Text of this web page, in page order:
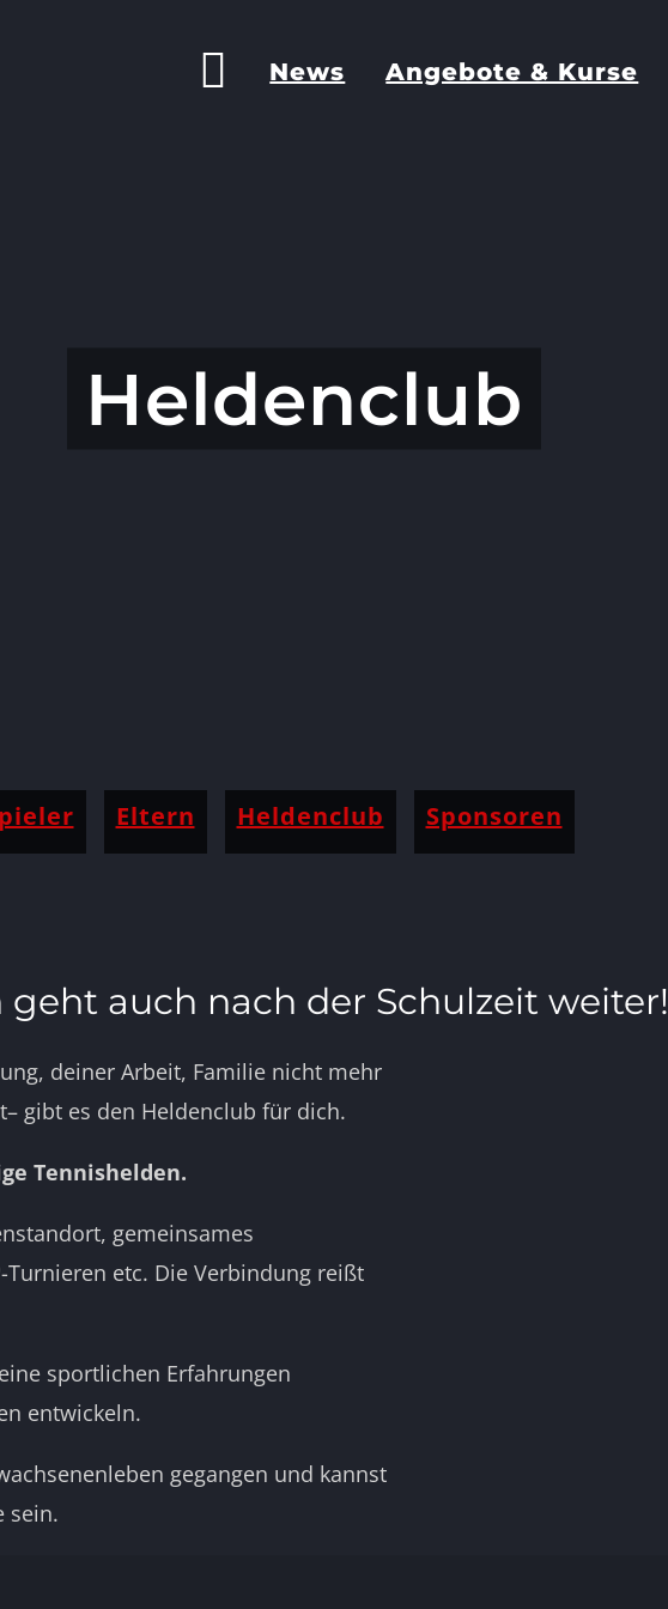
News Angebote & Kurse
Heldenclub
Eltern Heldenclub Sponsoren
geht auch nach der Schulzeit weiter!
deiner Arbeit, Familie nicht mehr
gibt es den Heldenclub für dich.
Tennishelden.
gemeinsames
Turnieren etc. Die Verbindung reißt
sportlichen Erfahrungen
entwickeln.
gegangen und kannst
sein.